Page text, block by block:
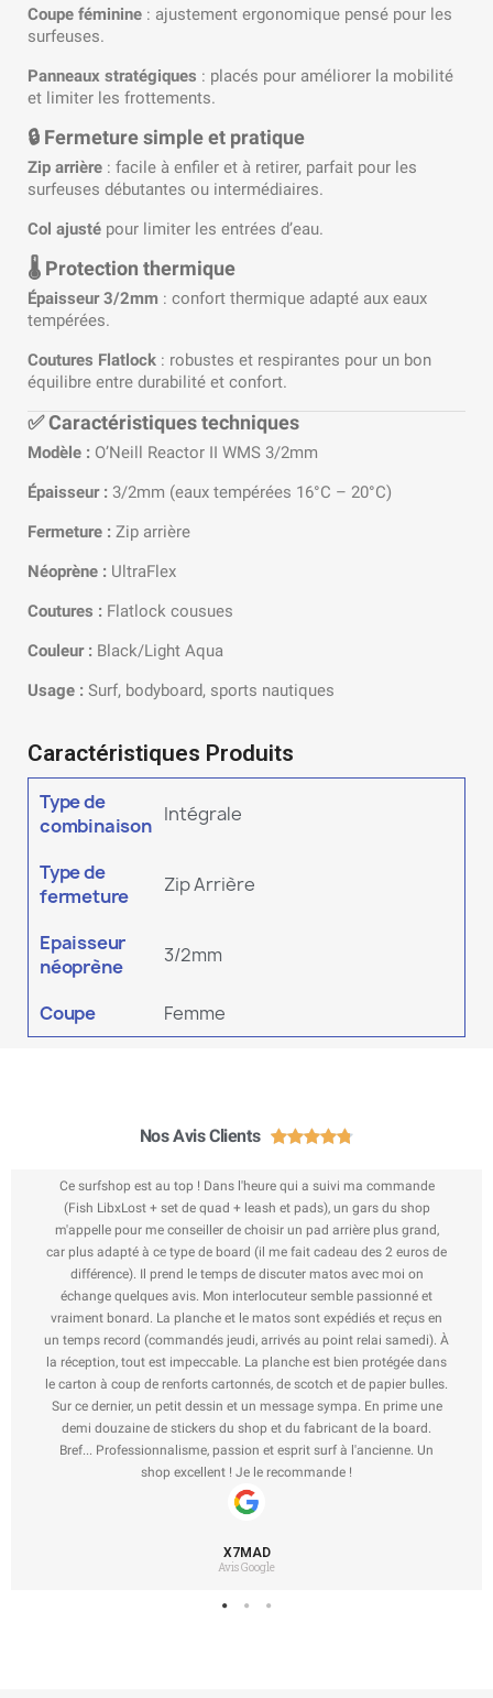
Coupe féminine : ajustement ergonomique pensé pour les
surfeuses.
Panneaux stratégiques : placés pour améliorer la mobilité
et limiter les frottements.
🔒 Fermeture simple et pratique
Zip arrière : facile à enfiler et à retirer, parfait pour les
surfeuses débutantes ou intermédiaires.
Col ajusté pour limiter les entrées d’eau.
🌡️ Protection thermique
Épaisseur 3/2mm : confort thermique adapté aux eaux
tempérées.
Coutures Flatlock : robustes et respirantes pour un bon
équilibre entre durabilité et confort.
✅ Caractéristiques techniques
Modèle : O’Neill Reactor II WMS 3/2mm
Épaisseur : 3/2mm (eaux tempérées 16°C – 20°C)
Fermeture : Zip arrière
Néoprène : UltraFlex
Coutures : Flatlock cousues
Couleur : Black/Light Aqua
Usage : Surf, bodyboard, sports nautiques
Caractéristiques Produits
Type de
combinaison Intégrale
Type de
fermeture
Zip Arrière
Epaisseur
néoprène
3/2mm
Coupe Femme
Nos Avis Clients 
Ce surfshop est au top ! Dans l'heure qui a suivi ma commande
(Fish LibxLost + set de quad + leash et pads), un gars du shop
m'appelle pour me conseiller de choisir un pad arrière plus grand,
car plus adapté à ce type de board (il me fait cadeau des 2 euros de
différence). Il prend le temps de discuter matos avec moi on
échange quelques avis. Mon interlocuteur semble passionné et
vraiment bonard. La planche et le matos sont expédiés et reçus en
un temps record (commandés jeudi, arrivés au point relai samedi). À
la réception, tout est impeccable. La planche est bien protégée dans
le carton à coup de renforts cartonnés, de scotch et de papier bulles.
Sur ce dernier, un petit dessin et un message sympa. En prime une
demi douzaine de stickers du shop et du fabricant de la board.
Bref... Professionnalisme, passion et esprit surf à l'ancienne. Un
shop excellent ! Je le recommande !
X7MAD
Avis Google